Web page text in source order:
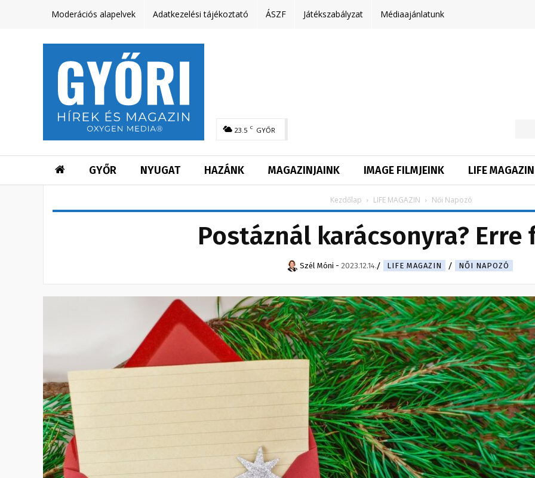
Moderációs alapelvek Adatkezelési tájékoztató ÁSZF Játékszabályzat Médiaajánlatunk
23.5 C GYŐR
GYŐR NYUGAT HAZÁNK MAGAZINJAINK IMAGE FILMJEINK LIFE MAGAZIN
Kezdőlap LIFE MAGAZIN Női Napozó
Postáznál karácsonyra? Erre
Szél Móni - 2023.12.14. LIFE MAGAZIN NŐI NAPOZÓ